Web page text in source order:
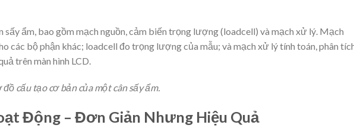
sấy ẩm, bao gồm mạch nguồn, cảm biến trọng lượng (loadcell) và mạch xử lý. Mạch
các bộ phận khác; loadcell đo trọng lượng của mẫu; và mạch xử lý tính toán, phân
trên màn hình LCD.
cấu tạo cơ bản của một cân sấy ẩm.
Động – Đơn Giản Nhưng Hiệu Quả